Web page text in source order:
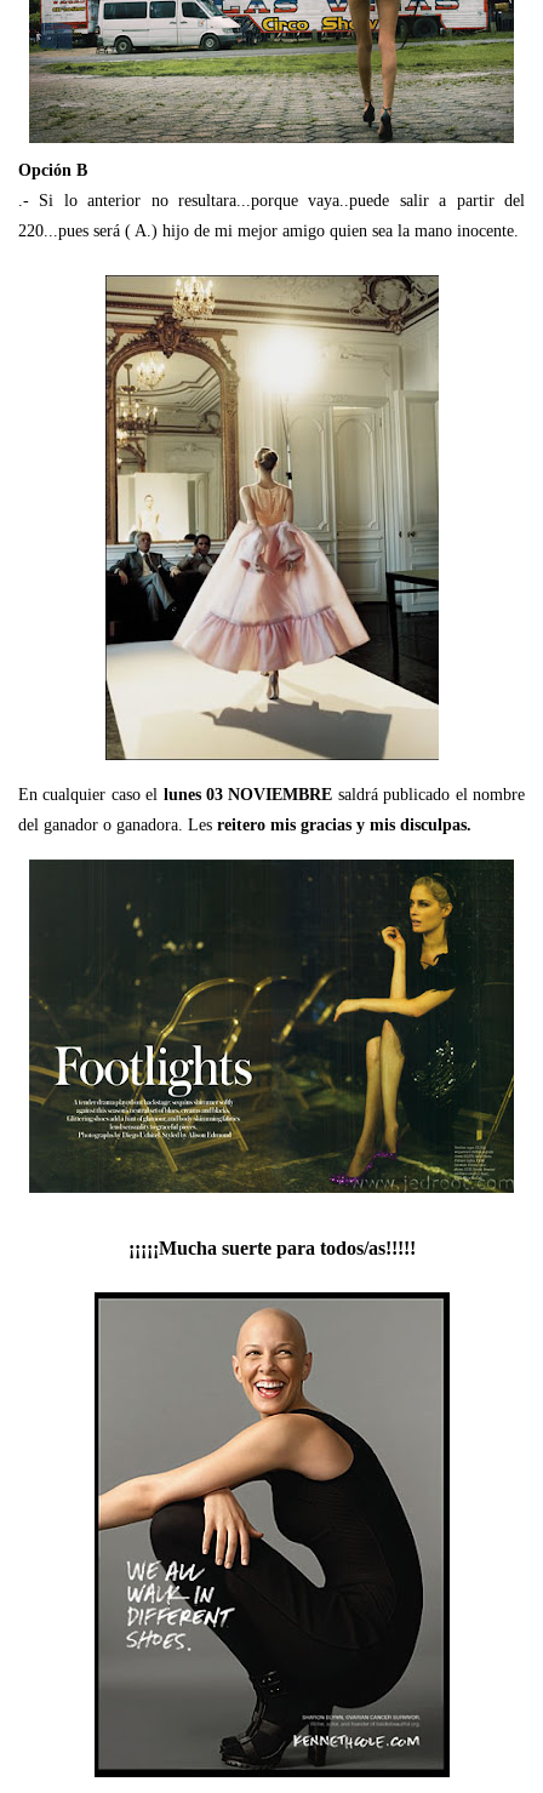
Opción B
.- Si lo anterior no resultara...porque vaya..puede salir a partir del
220...pues será ( A.) hijo de mi mejor amigo quien sea la mano inocente.
En cualquier caso el lunes 03 NOVIEMBRE saldrá publicado el nombre
del ganador o ganadora. Les reitero mis gracias y mis disculpas.
¡¡¡¡¡Mucha suerte para todos/as!!!!!